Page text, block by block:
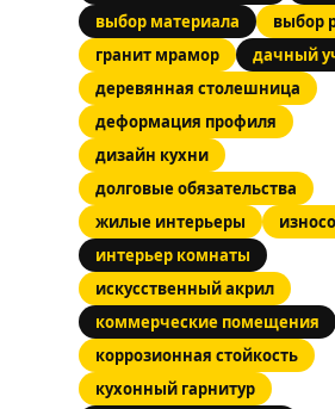
выбор материала
выбор
гранит мрамор
дачный
деревянная столешница
деформация профиля
дизайн кухни
долговые обязательства
жилые интерьеры
интерьер комнаты
искусственный акрил
коммерческие помещения
коррозионная стойкость
кухонный гарнитур